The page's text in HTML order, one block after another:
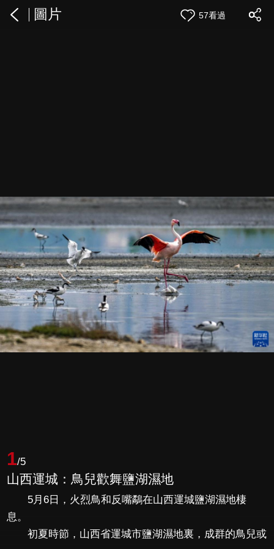
圖片 57看過
1/5
山西運城：鳥兒歡舞鹽湖濕地
5月6日，火烈鳥和反嘴鷸在山西運城鹽湖濕地棲
息。
初夏時節，山西省運城市鹽湖濕地裏，成群的鳥兒或